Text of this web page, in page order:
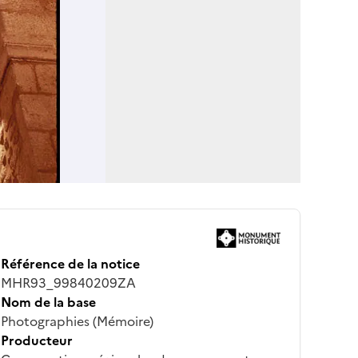
Référence de la notice
MHR93_99840209ZA
Nom de la base
Photographies (Mémoire)
Producteur